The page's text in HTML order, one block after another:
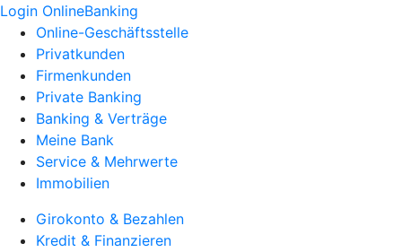
Login OnlineBanking
Online-Geschäftsstelle
Privatkunden
Firmenkunden
Private Banking
Banking & Verträge
Meine Bank
Service & Mehrwerte
Immobilien
Girokonto & Bezahlen
Kredit & Finanzieren